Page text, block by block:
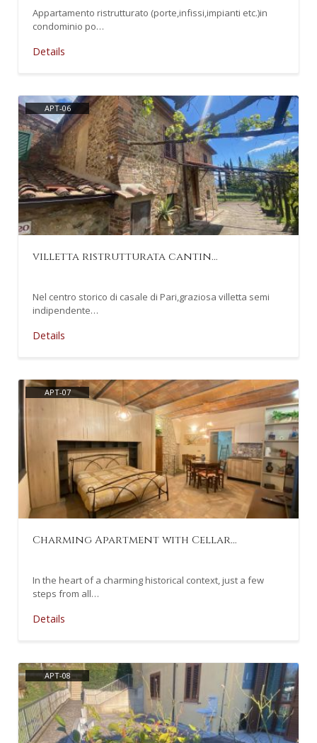
Appartamento ristrutturato (porte,infissi,impianti etc.)in
condominio po…
Details
APT-06
villetta ristrutturata cantin…
Nel centro storico di casale di Pari,graziosa villetta semi
indipendente…
Details
APT-07
Charming Apartment with Cellar…
In the heart of a charming historical context, just a few
steps from all…
Details
APT-08